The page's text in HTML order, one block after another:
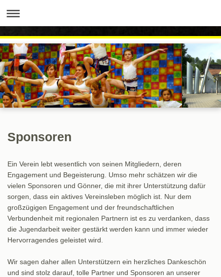
Sponsoren
Ein Verein lebt wesentlich von seinen Mitgliedern, deren
Engagement und Begeisterung. Umso mehr schätzen wir die
vielen Sponsoren und Gönner, die mit ihrer Unterstützung dafür
sorgen, dass ein aktives Vereinsleben möglich ist. Nur dem
großzügigen Engagement und der freundschaftlichen
Verbundenheit mit regionalen Partnern ist es zu verdanken, dass
die Jugendarbeit weiter gestärkt werden kann und immer wieder
Hervorragendes geleistet wird.
Wir sagen daher allen Unterstützern ein herzliches Dankeschön
und sind stolz darauf, tolle Partner und Sponsoren an unserer